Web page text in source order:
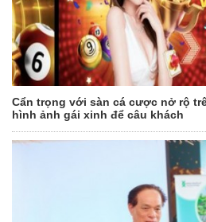
Cẩn trọng với sàn cá cược nở rộ
hình ảnh gái xinh để câu khách